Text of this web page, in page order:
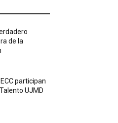
de la
participan
UJMD